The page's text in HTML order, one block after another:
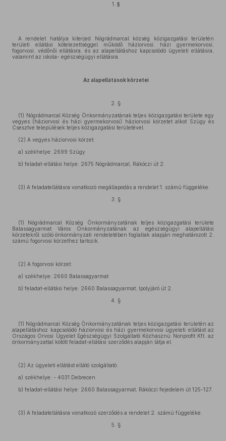
1. §
A rendelet hatálya kiterjed Nógrádmarcal község közigazgatási területén
területi ellátási kötelezettséggel működő háziorvosi, házi gyermekorvosi,
fogorvosi, védőnői ellátásra, és az alapellátáshoz kapcsolódó ügyeleti ellátásra,
valamint az iskola- egészségügyi ellátásra.
Az alapellátások körzetei
2. §
(1) Nógrádmarcal Község Önkormányzatának teljes közigazgatási területe egy
vegyes (háziorvosi és házi gyermekorvosi) háziorvosi körzetet alkot Szügy és
Csesztve települések teljes közigazgatási területével.
(2) A vegyes háziorvosi körzet:
a) székhelye: 2699 Szügy
b) feladat-ellátási helye: 2675 Nógrádmarcal, Rákóczi út 2.
(3) A feladatellátásra vonatkozó megállapodás a rendelet 1. számú függeléke.
3. §
(1) Nógrádmarcal Község Önkormányzatának teljes közigazgatási területe
Balassagyarmat Város Önkormányzatának az egészségügyi alapellátási
körzetekről szóló önkormányzati rendeletében foglaltak alapján meghatározott 2.
számú fogorvosi körzethez tartozik.
(2) A fogorvosi körzet:
a) székhelye: 2660 Balassagyarmat
b) feladat-ellátási helye: 2660 Balassagyarmat, Ipolyjáró út 2.
4. §
(1) Nógrádmarcal Község Önkormányzatának teljes közigazgatási területén az
alapellátáshoz kapcsolódó háziorvosi és házi gyermekorvosi ügyeleti ellátást az
Országos Orvosi Ügyelet Egészségügyi Szolgáltató Közhasznú Nonprofit Kft. az
önkormányzattal kötött feladat-ellátási szerződés alapján látja el.
(2) Az ügyeleti ellátást ellátó szolgáltató:
a) székhelye: - 4031 Debrecen
b) feladat-ellátási helye: 2660 Balassagyarmat, Rákóczi fejedelem út 125-127.
(3) A feladatellátásra vonatkozó szerződés a rendelet 2. számú függeléke.
5. §